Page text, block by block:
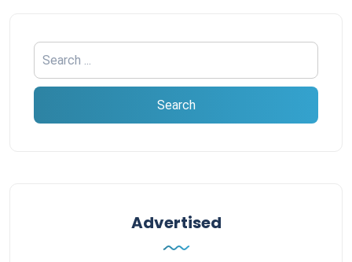
Advertised